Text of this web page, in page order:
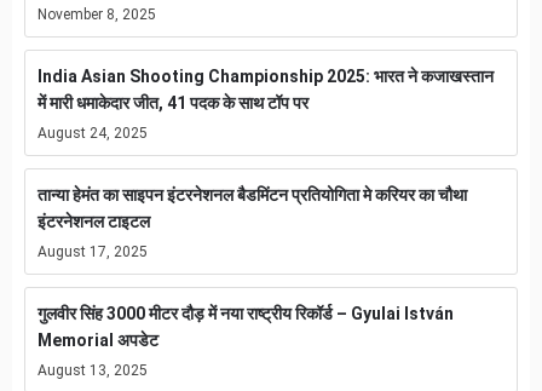
November 8, 2025
India Asian Shooting Championship 2025: भारत ने कजाखस्तान
में मारी धमाकेदार जीत, 41 पदक के साथ टॉप पर
August 24, 2025
तान्या हेमंत का साइपन इंटरनेशनल बैडमिंटन प्रतियोगिता मे करियर का चौथा
इंटरनेशनल टाइटल
August 17, 2025
गुलवीर सिंह 3000 मीटर दौड़ में नया राष्ट्रीय रिकॉर्ड – Gyulai István
Memorial अपडेट
August 13, 2025